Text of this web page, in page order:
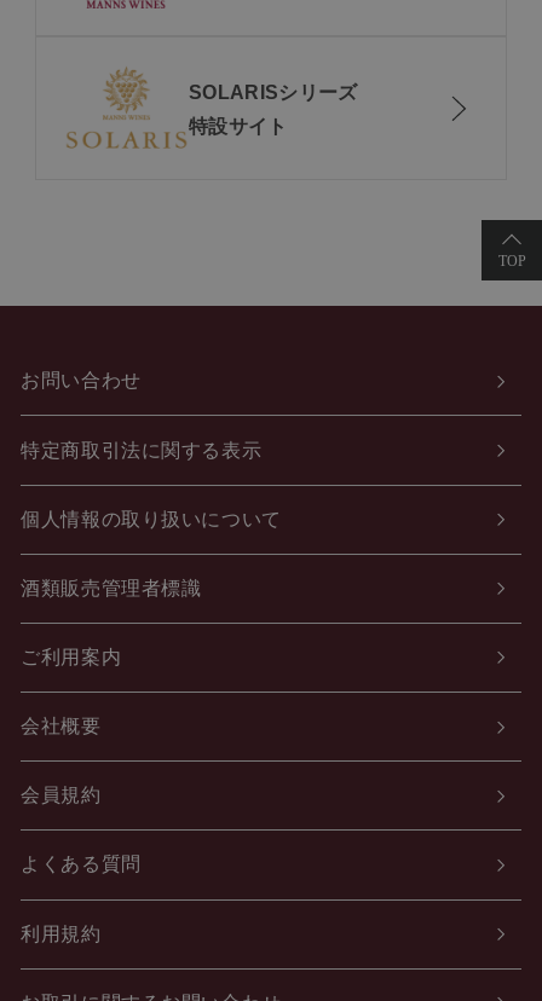
SOLARISシリーズ
特設サイト
お問い合わせ
特定商取引法に関する表示
個人情報の取り扱いについて
酒類販売管理者標識
ご利用案内
会社概要
会員規約
よくある質問
利用規約